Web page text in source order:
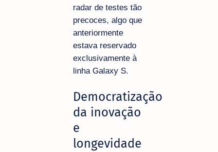
radar de testes tão
precoces, algo que
anteriormente
estava reservado
exclusivamente à
linha Galaxy S.
Democratização
da inovação
e
longevidade